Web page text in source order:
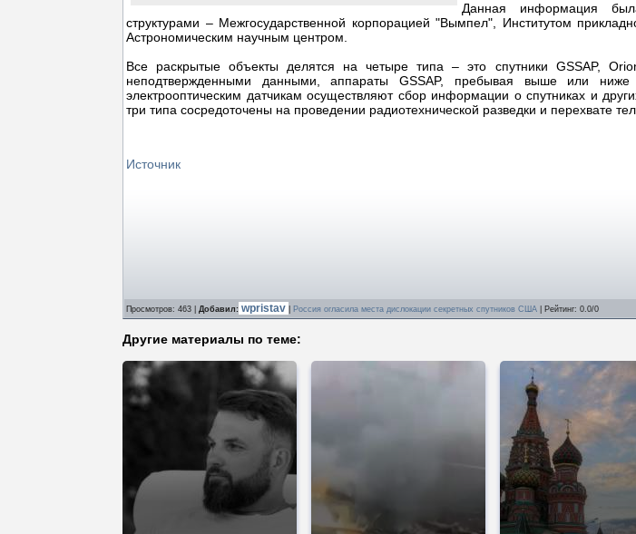
Данная информация
структурами – Межгосударственной корпорацией "Вымпел", Институтом
Астрономическим научным центром.
Все раскрытые объекты делятся на четыре типа – это спутники GSSAP,
неподтвержденными данными, аппараты GSSAP, пребывая выше или ниже
электрооптическим датчикам осуществляют сбор информации о спутниках и
три типа сосредоточены на проведении радиотехнической разведки и перехвате
Источник
Просмотров: 463 | Добавил: wpristav Россия огласила места дислокации секретных спутников США Рейтинг: 0.0/0
Другие материалы по теме: